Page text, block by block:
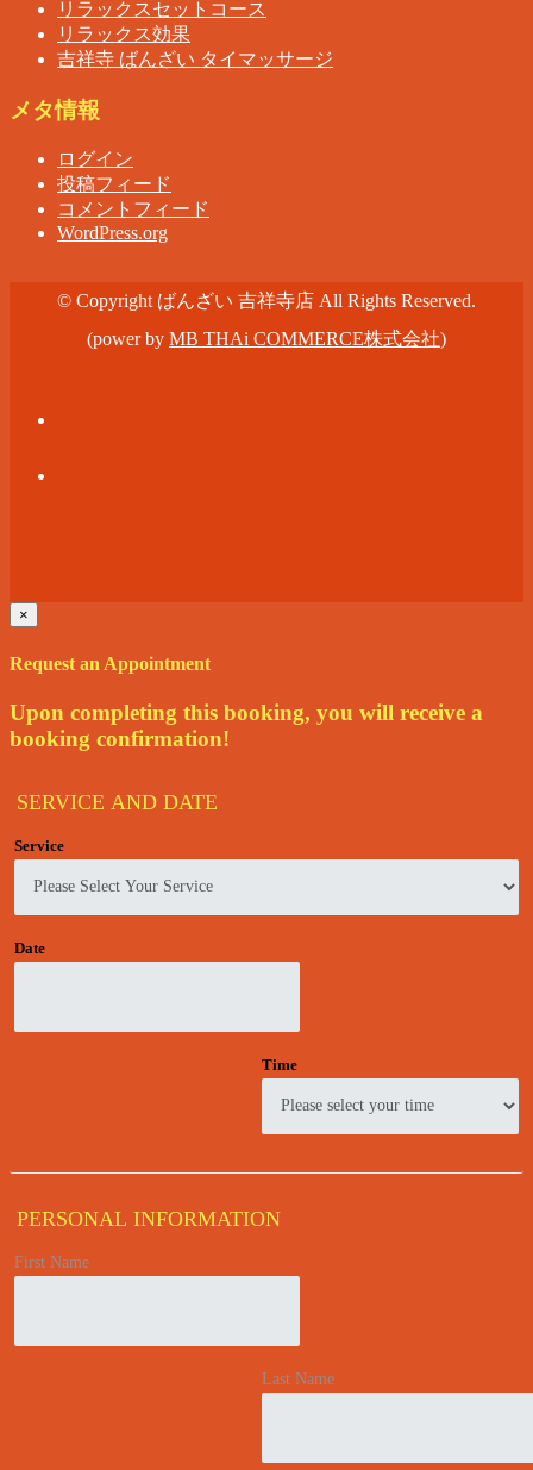
リラックスセットコース
リラックス効果
吉祥寺 ばんざい タイマッサージ
メタ情報
ログイン
投稿フィード
コメントフィード
WordPress.org
© Copyright ばんざい 吉祥寺店 All Rights Reserved.
(power by MB THAi COMMERCE株式会社)
×
Request an Appointment
Upon completing this booking, you will receive a
booking confirmation!
SERVICE AND DATE
Service
Date
Time
PERSONAL INFORMATION
First Name
Last Name